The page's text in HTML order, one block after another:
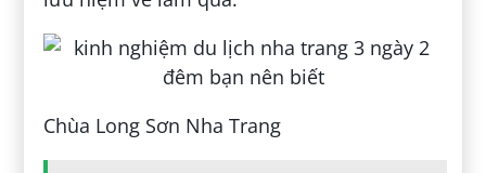
Chùa Long Sơn Nha Trang